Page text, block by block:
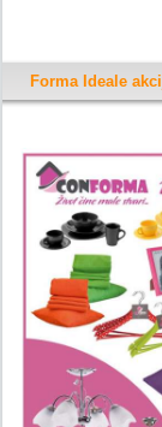
Forma Ideale